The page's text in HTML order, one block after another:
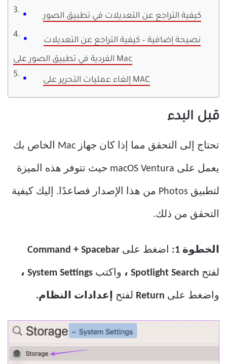
كيفية التراجع عن التعديلات في تطبيق الصور
نصيحة إضافية – كيفية التراجع عن التعديلات
الفردية في تطبيق الصور على Mac
إلغاء عمليات التحرير على MAC
قبل البدء
تحتاج إلى التحقق مما إذا كان جهاز Mac الخاص بك
يعمل على macOS Ventura حيث تتوفر هذه الميزة
لتطبيق Photos من هذا الإصدار فصاعدًا. إليك كيفية
التحقق من ذلك.
الخطوة 1: اضغط على Command + Spacebar
لفتح Spotlight Search ، واكتب System Settings ،
واضغط على Return لفتح إعدادات النظام.